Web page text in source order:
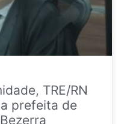
TRE/RN
prefeita de